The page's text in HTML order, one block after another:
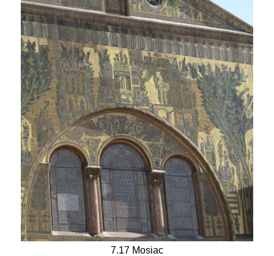
7.17 Mosiac